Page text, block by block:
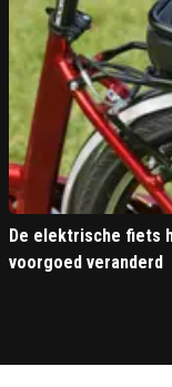
De elektrische fiets
voorgoed veranderd